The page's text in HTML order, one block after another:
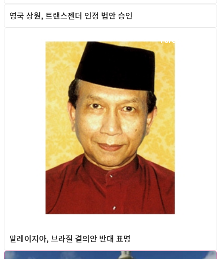
영국 상원, 트랜스젠더 인정 법안 승인
Foreign News
말레이지아, 브라질 결의안 반대 표명